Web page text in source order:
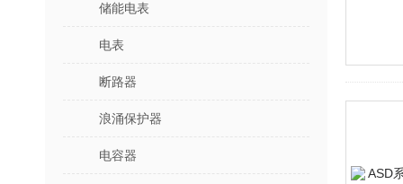
储能电表
电表
断路器
浪涌保护器
电容器